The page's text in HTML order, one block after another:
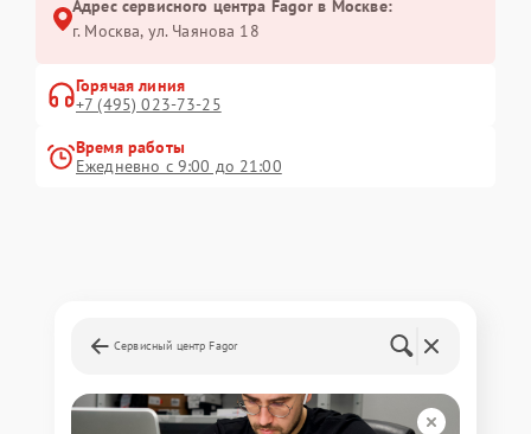
Адрес сервисного центра Fagor в Москве:
г. Москва, ул. Чаянова 18
Горячая линия
+7 (495) 023-73-25
Время работы
Ежедневно с 9:00 до 21:00
Сервисный центр Fagor